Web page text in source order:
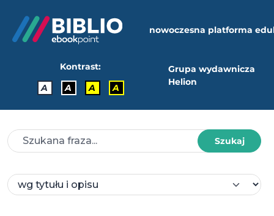
nowoczesna platforma
Kontrast:
A
A A A
Grupa wydawnicza
Helion
Szukaj